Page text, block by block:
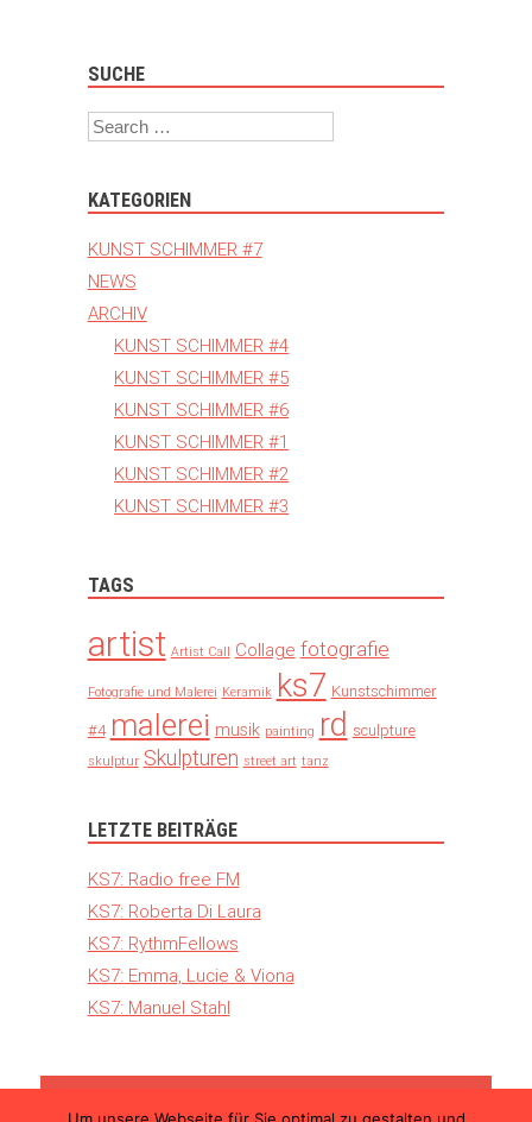
SUCHE
Search
KATEGORIEN
KUNST SCHIMMER #7
NEWS
ARCHIV
KUNST SCHIMMER #4
KUNST SCHIMMER #5
KUNST SCHIMMER #6
KUNST SCHIMMER #1
KUNST SCHIMMER #2
KUNST SCHIMMER #3
TAGS
artist Artist Call Collage fotografie
Fotografie und Malerei Keramik ks7 Kunstschimmer
#4 malerei musik painting rd sculpture
skulptur Skulpturen street art tanz
LETZTE BEITRÄGE
KS7: Radio free FM
KS7: Roberta Di Laura
KS7: RythmFellows
KS7: Emma, Lucie & Viona
KS7: Manuel Stahl